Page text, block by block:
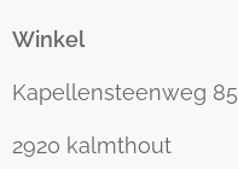
Winkel
Kapellensteenweg 85
2920 kalmthout